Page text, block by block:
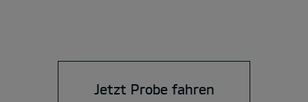
Jetzt Probe fahren